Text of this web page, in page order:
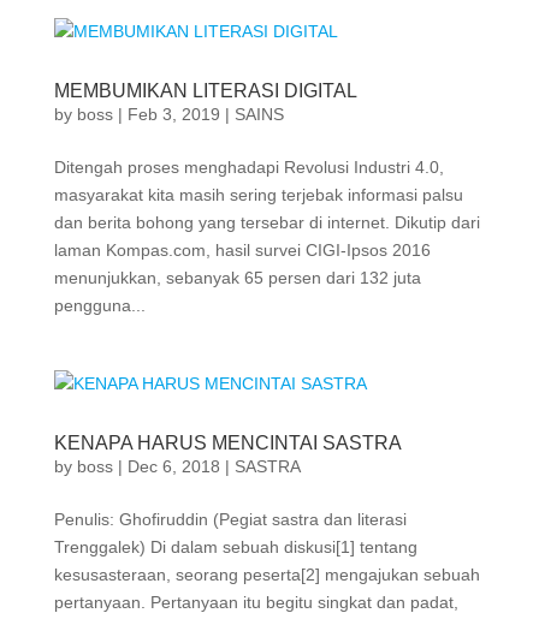
MEMBUMIKAN LITERASI DIGITAL
by boss| Feb 3, 2019 | SAINS
Ditengah proses menghadapi Revolusi Industri 4.0,
masyarakat kita masih sering terjebak informasi palsu
dan berita bohong yang tersebar di internet. Dikutip dari
laman Kompas.com, hasil survei CIGI-Ipsos 2016
menunjukkan, sebanyak 65 persen dari 132 juta
pengguna...
KENAPA HARUS MENCINTAI SASTRA
by boss| Dec 6, 2018 | SASTRA
Penulis: Ghofiruddin (Pegiat sastra dan literasi
Trenggalek) Di dalam sebuah diskusi[1] tentang
kesusasteraan, seorang peserta[2] mengajukan sebuah
pertanyaan. Pertanyaan itu begitu singkat dan padat,